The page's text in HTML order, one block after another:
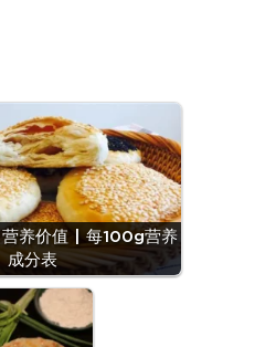
营养价值 | 每100g营养
成分表